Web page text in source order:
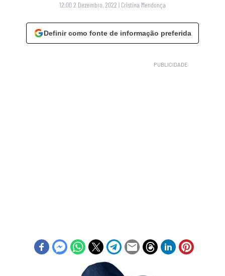
12:00 2 Dezembro, 2022 | Cristina Mendonça
Definir como fonte de informação preferida